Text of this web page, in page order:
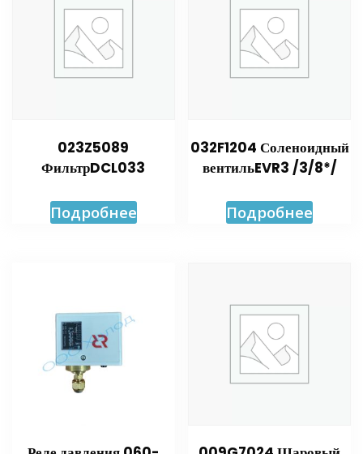
023Z5089
ФильтрDCL033
Подробнее
032F1204 Соленоидный
вентильEVR3 /3/8*/
Подробнее